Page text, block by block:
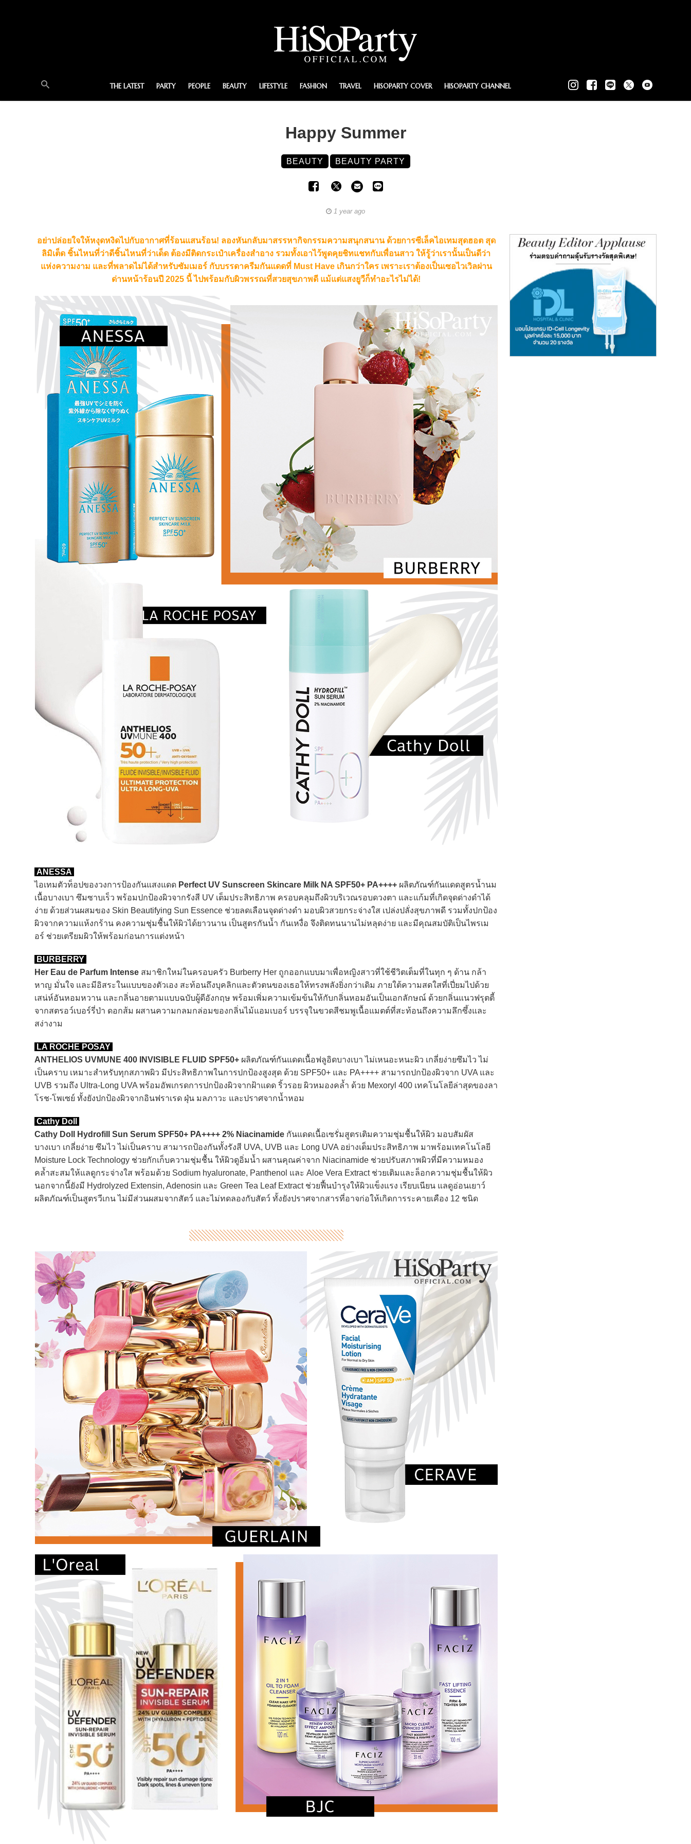
THE LATEST PARTY PEOPLE BEAUTY LIFESTYLE FASHION TRAVEL HISOPARTY COVER HISOPARTY CHANNEL
Happy Summer
BEAUTY BEAUTY PARTY
1 year ago
อย่าปล่อยใจให้หงุดหงิดไปกับอากาศที่ร้อนแสนร้อน! ลองหันกลับมาสรรหากิจกรรมความสนุกสนาน ด้วยการซีเล็คไอเทมสุดฮอต สุด
ลิมิเต็ด ชิ้นไหนที่ว่าดีชิ้นไหนที่ว่าเด็ด ต้องมีติดกระเป๋าเครื่องสำอาง รวมทั้งเอาไว้พูดคุยชิทแชทกับเพื่อนสาว ให้รู้ว่าเรานั้นเป็นดีว่า
แห่งความงาม และที่พลาดไม่ได้สำหรับซัมเมอร์ กับบรรดาครีมกันแดดที่ Must Have เกินกว่าใคร เพราะเราต้องเป็นเซอไวเวิลผ่าน
ด่านหน้าร้อนปี 2025 นี้ ไปพร้อมกับผิวพรรณที่สวยสุขภาพดี แม้แต่แสงยูวีก็ทำอะไรไม่ได้!
ANESSA
ไอเทมตัวท็อปของวงการป้องกันแสงแดด Perfect UV Sunscreen Skincare Milk NA SPF50+ PA++++ ผลิตภัณฑ์กันแดดสูตรน้ำนม
เนื้อบางเบา ซึมซาบเร็ว พร้อมปกป้องผิวจากรังสี UV เต็มประสิทธิภาพ ครอบคลุมถึงผิวบริเวณรอบดวงตา และแก้มที่เกิดจุดด่างดำได้
ง่าย ด้วยส่วนผสมของ Skin Beautifying Sun Essence ช่วยลดเลือนจุดด่างดำ มอบผิวสวยกระจ่างใส เปล่งปลั่งสุขภาพดี รวมทั้งปกป้อง
ผิวจากความแห้งกร้าน คงความชุ่มชื้นให้ผิวได้ยาวนาน เป็นสูตรกันน้ำ กันเหงื่อ จึงติดทนนานไม่หลุดง่าย และมีคุณสมบัติเป็นไพรเม
อร์ ช่วยเตรียมผิวให้พร้อมก่อนการแต่งหน้า
BURBERRY
Her Eau de Parfum Intense สมาชิกใหม่ในครอบครัว Burberry Her ถูกออกแบบมาเพื่อหญิงสาวที่ใช้ชีวิตเต็มที่ในทุก ๆ ด้าน กล้า
หาญ มั่นใจ และมีอิสระในแบบของตัวเอง สะท้อนถึงบุคลิกและตัวตนของเธอให้ทรงพลังยิ่งกว่าเดิม ภายใต้ความสดใสที่เปี่ยมไปด้วย
เสน่ห์อันหอมหวาน และกลิ่นอายตามแบบฉบับผู้ดีอังกฤษ พร้อมเพิ่มความเข้มข้นให้กับกลิ่นหอมอันเป็นเอกลักษณ์ ด้วยกลิ่นแนวฟรุตตี้
จากสตรอว์เบอร์รี่ป่า ดอกส้ม ผสานความกลมกล่อมของกลิ่นไม้แอมเบอร์ บรรจุในขวดสีชมพูเนื้อแมตต์ที่สะท้อนถึงความลึกซึ้งและ
สง่างาม
LA ROCHE POSAY
ANTHELIOS UVMUNE 400 INVISIBLE FLUID SPF50+ ผลิตภัณฑ์กันแดดเนื้อฟลูอิดบางเบา ไม่เหนอะหนะผิว เกลี่ยง่ายซึมไว ไม่
เป็นคราบ เหมาะสำหรับทุกสภาพผิว มีประสิทธิภาพในการปกป้องสูงสุด ด้วย SPF50+ และ PA++++ สามารถปกป้องผิวจาก UVA และ
UVB รวมถึง Ultra-Long UVA พร้อมอัพเกรดการปกป้องผิวจากฝ้าแดด ริ้วรอย ผิวหมองคล้ำ ด้วย Mexoryl 400 เทคโนโลยีล่าสุดของลา
โรช-โพเซย์ ทั้งยังปกป้องผิวจากอินฟราเรด ฝุ่น มลภาวะ และปราศจากน้ำหอม
Cathy Doll
Cathy Doll Hydrofill Sun Serum SPF50+ PA++++ 2% Niacinamide กันแดดเนื้อเซรั่มสูตรเติมความชุ่มชื้นให้ผิว มอบสัมผัส
บางเบา เกลี่ยง่าย ซึมไว ไม่เป็นคราบ สามารถป้องกันทั้งรังสี UVA, UVB และ Long UVA อย่างเต็มประสิทธิภาพ มาพร้อมเทคโนโลยี
Moisture Lock Technology ช่วยกักเก็บความชุ่มชื้น ให้ผิวดูอิ่มน้ำ ผสานคุณค่าจาก Niacinamide ช่วยปรับสภาพผิวที่มีความหมอง
คล้ำสะสมให้แลดูกระจ่างใส พร้อมด้วย Sodium hyaluronate, Panthenol และ Aloe Vera Extract ช่วยเติมและล็อกความชุ่มชื้นให้ผิว
นอกจากนี้ยังมี Hydrolyzed Extensin, Adenosin และ Green Tea Leaf Extract ช่วยฟื้นบำรุงให้ผิวแข็งแรง เรียบเนียน แลดูอ่อนเยาว์
ผลิตภัณฑ์เป็นสูตรวีเกน ไม่มีส่วนผสมจากสัตว์ และไม่ทดลองกับสัตว์ ทั้งยังปราศจากสารที่อาจก่อให้เกิดการระคายเคือง 12 ชนิด